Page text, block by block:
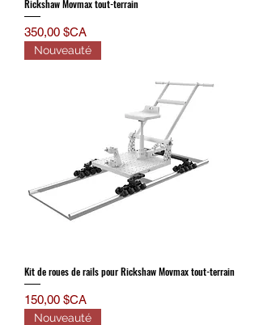
Rickshaw Movmax tout-terrain
Prix
350,00 $CA
Nouveauté
Kit de roues de rails pour Rickshaw Movmax tout-terrain
Prix
150,00 $CA
Nouveauté